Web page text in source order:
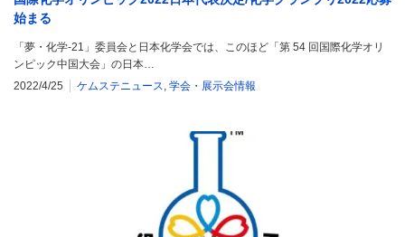
始まる
「夢・化学-21」委員会と日本化学会では、このほど「第 54 回国際化学オリ
ンピック中国大会」の日本…
2022/4/25
ケムステニュース, 学会・展示会情報